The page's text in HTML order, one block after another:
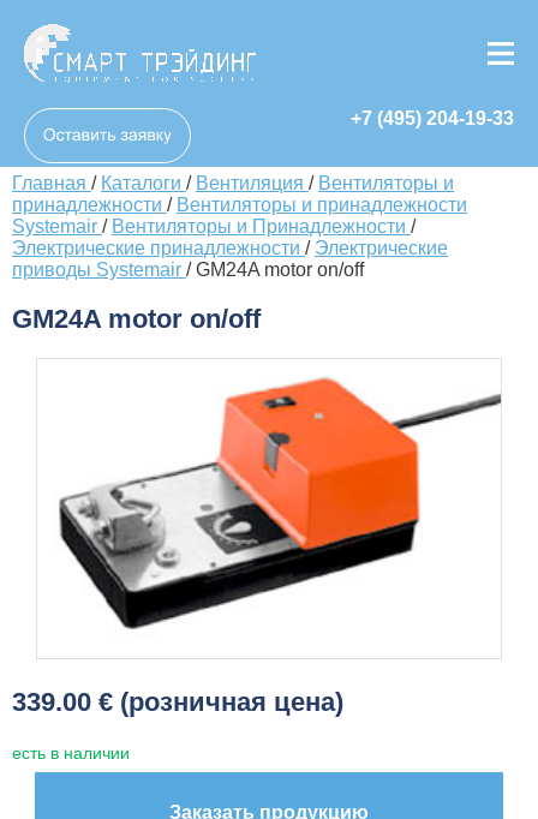
+7 (495) 204-19-33
Главная / Каталоги / Вентиляция / Вентиляторы и
принадлежности / Вентиляторы и принадлежности
Systemair / Вентиляторы и Принадлежности /
Электрические принадлежности / Электрические
приводы Systemair /GM24A motor on/off
GM24A motor on/off
339.00 € (розничная цена)
есть в наличии
Заказать продукцию